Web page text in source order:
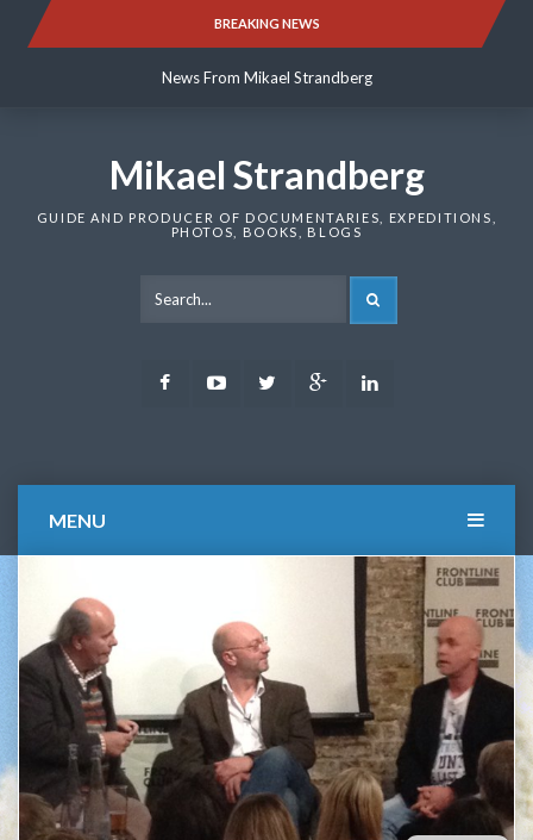
BREAKING NEWS
News From Mikael Strandberg
News From Mikael Strandberg
Mikael Strandberg
GUIDE AND PRODUCER OF DOCUMENTARIES, EXPEDITIONS,
PHOTOS, BOOKS, BLOGS
FacebookYoutubeTwitter Google
MENU